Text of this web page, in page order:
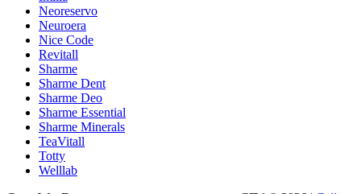
Neoreservo
Neuroera
Nice Code
Revitall
Sharme
Sharme Dent
Sharme Deo
Sharme Essential
Sharme Minerals
TeaVitall
Totty
Welllab